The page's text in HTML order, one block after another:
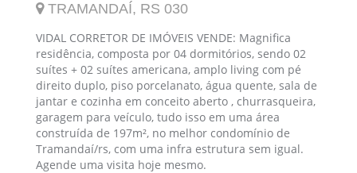
TRAMANDAÍ, RS 030
VIDAL CORRETOR DE IMÓVEIS VENDE: Magnifica
residência, composta por 04 dormitórios, sendo 02
suítes + 02 suítes americana, amplo living com pé
direito duplo, piso porcelanato, água quente, sala de
jantar e cozinha em conceito aberto , churrasqueira,
garagem para veículo, tudo isso em uma área
construída de 197m², no melhor condomínio de
Tramandaí/rs, com uma infra estrutura sem igual.
Agende uma visita hoje mesmo.